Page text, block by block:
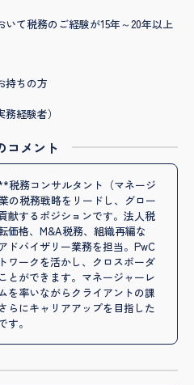
いて税務のご経験が15年～20年以上
持ちの方
経験者）
コメント
税務コンサルタント（マネージ
の税務戦略をリードし、グロー
献するポジションです。法人税
価格、M&A税務、組織再編な
ドバイザリー業務を担当。PwC
ワークを活かし、クロスボーダ
とができます。マネージャーレ
を率いながらクライアントの課
らにキャリアアップを目指した
す。